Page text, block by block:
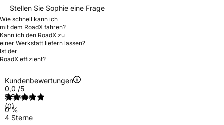
Stellen Sie Sophie eine Frage
Wie schnell kann ich
mit dem RoadX fahren?
Kann ich den RoadX zu
einer Werkstatt liefern lassen?
Ist der
RoadX effizient?
Kundenbewertungen
0,0 /5
(0)
5 Sterne
0 %
4 Sterne